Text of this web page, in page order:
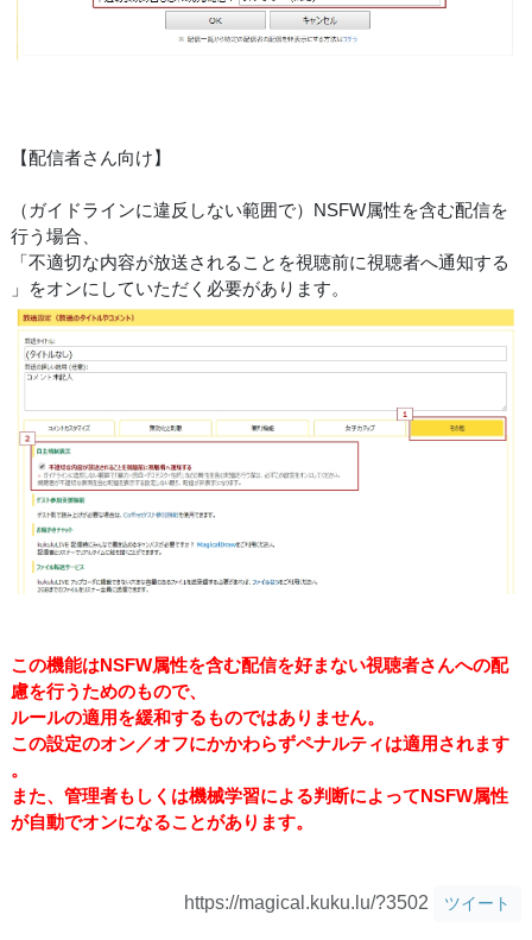
【配信者さん向け】
（ガイドラインに違反しない範囲で）NSFW属性を含む配信を
行う場合、
「不適切な内容が放送されることを視聴前に視聴者へ通知する
」をオンにしていただく必要があります。
この機能はNSFW属性を含む配信を好まない視聴者さんへの配
慮を行うためのもので、
ルールの適用を緩和するものではありません。
この設定のオン／オフにかかわらずペナルティは適用されます
。
また、管理者もしくは機械学習による判断によってNSFW属性
が自動でオンになることがあります。
https://magical.kuku.lu/?3502 ツイート